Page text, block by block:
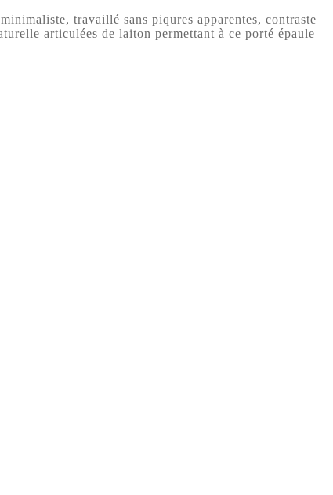
travaillé sans piqures apparentes, contraste
articulées de laiton permettant à ce porté épaule